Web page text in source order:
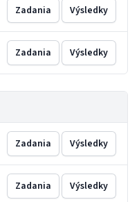
Zadania Výsledky
Zadania Výsledky
Zadania Výsledky
Zadania Výsledky